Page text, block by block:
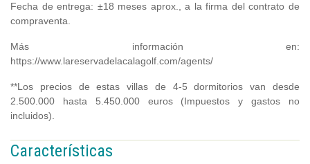
Fecha de entrega: ±18 meses aprox., a la firma del contrato de
compraventa.
Más información en:
https://www.lareservadelacalagolf.com/agents/
**Los precios de estas villas de 4-5 dormitorios van desde
2.500.000 hasta 5.450.000 euros (Impuestos y gastos no
incluidos).
Características